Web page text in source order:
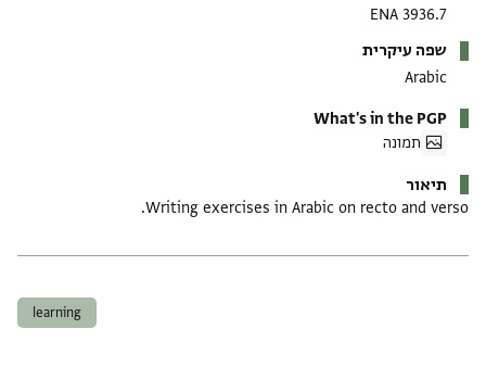
ENA 3936.7
שפה עיקרית
Arabic
What's in the PGP
תמונה
תיאור
Writing exercises in Arabic on recto and verso.
learning